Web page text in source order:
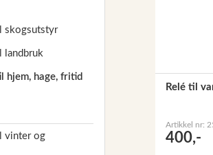
skogsutstyr
landbruk
hjem, hage, fritid
vinter og
Relé til
Artikkel nr:
400,-